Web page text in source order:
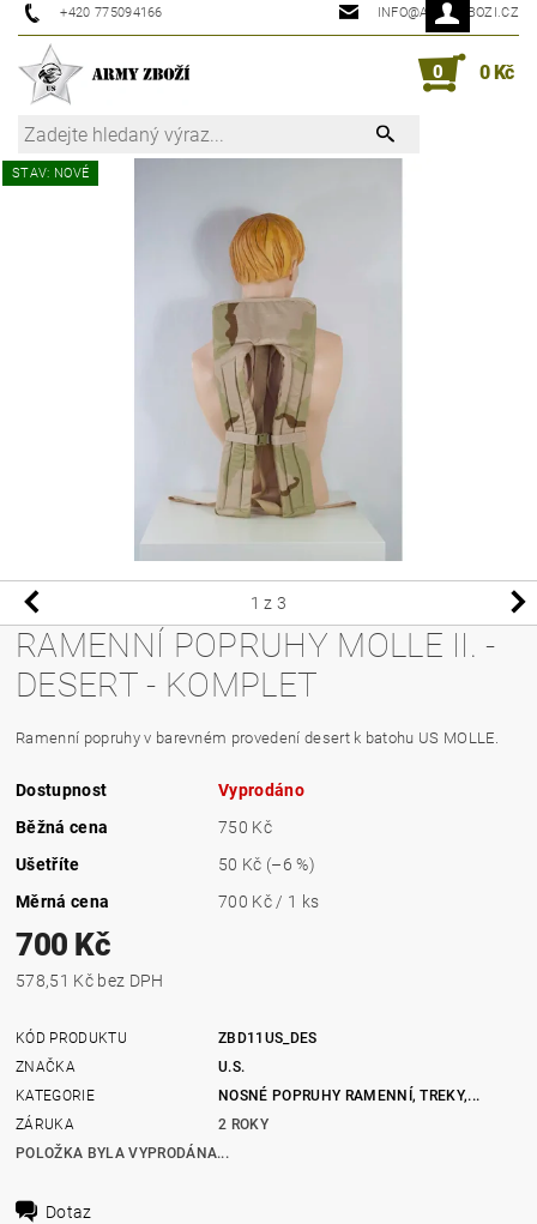
+420 775094166 INFO@ARMYZBOZI.CZ
0 0 Kč
STAV: NOVÉ
1 z 3
RAMENNÍ POPRUHY MOLLE II. -
DESERT - KOMPLET
Ramenní popruhy v barevném provedení desert k batohu US MOLLE.
Dostupnost
Vyprodáno
Běžná cena
750 Kč
Ušetříte
50 Kč (–6 %)
Měrná cena
700 Kč / 1 ks
700 Kč
578,51 Kč bez DPH
KÓD PRODUKTU
ZBD11US_DES
ZNAČKA
U.S.
KATEGORIE
NOSNÉ POPRUHY RAMENNÍ, TREKY,...
ZÁRUKA
2 ROKY
POLOŽKA BYLA VYPRODÁNA...
Dotaz